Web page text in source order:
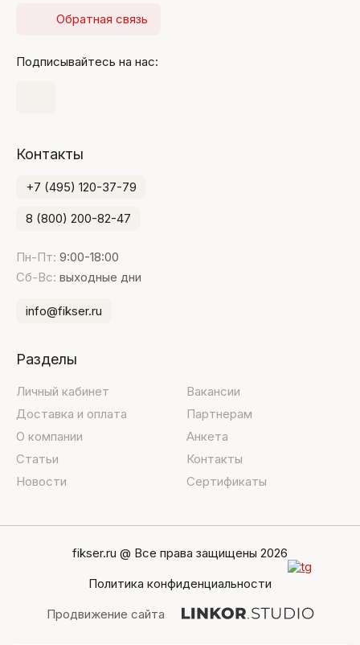
Обратная связь
Подписывайтесь на нас:
Контакты
+7 (495) 120-37-79
8 (800) 200-82-47
Пн-Пт: 9:00-18:00
Сб-Вс: выходные дни
info@fikser.ru
Разделы
Личный кабинет
Доставка и оплата
О компании
Статьи
Новости
Вакансии
Партнерам
Анкета
Контакты
Сертификаты
fikser.ru @ Все права защищены 2026
Политика конфиденциальности
Продвижение сайта